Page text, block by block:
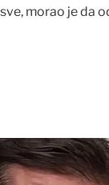
morao je da